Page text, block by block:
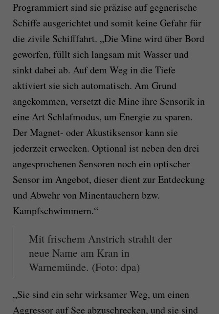
Programmiert sind sie präzise auf gegnerische
Schiffe ausgerichtet und somit keine Gefahr für
die zivile Schifffahrt. „Die Mine wird über Bord
geworfen, füllt sich langsam mit Wasser und
sinkt dabei ab. Auf dem Weg in die Tiefe
aktiviert sie sich automatisch. Am Grund
angekommen, versetzt die Mine ihre Sensorik in
eine Art Schlafmodus, um Energie zu sparen.
Der Magnet- oder Akustiksensor kann sie
jederzeit erwecken. Optional ist neben den drei
angesprochenen Sensoren noch ein optischer
Sensor im Angebot, dieser dient zur Entdeckung
und Abwehr von Minentauchern bzw.
Kampfschwimmern.“
Mit frischem Anstrich strahlt der
neue Name am Kran in
Warnemünde. (Foto: dpa)
„Sie sind ein sehr wirksamer Weg, um einen
Aggressor auf See abzuschrecken, und sie sind